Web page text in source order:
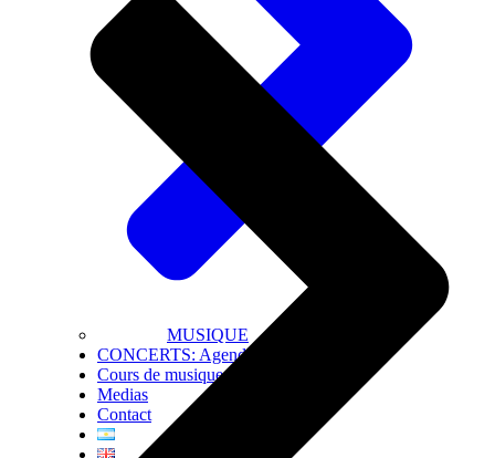
MUSIQUE
CONCERTS: Agenda
Cours de musique
Medias
Contact